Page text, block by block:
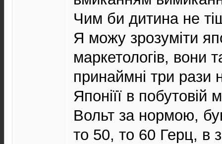
Чим би дитина не
Я можу зрозуміти
маркетологів, вони
принаймні три
Японіїї в побутовій
Вольт за нормою,
то 50, то 60 Герц, в